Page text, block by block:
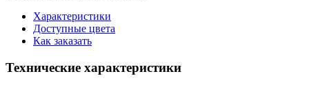
Характеристики
Доступные цвета
Как заказать
Технические характеристики